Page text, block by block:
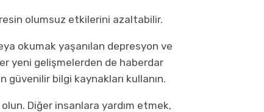
olumsuz etkilerini azaltabilir.
okumak yaşanılan depresyon ve
yeni gelişmelerden de haberdar
güvenilir bilgi kaynakları kullanın.
Diğer insanlara yardım etmek,